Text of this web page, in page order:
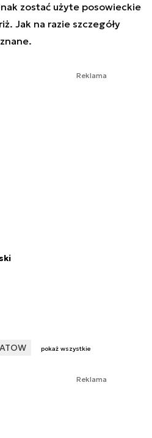
zostać użyte posowieckie
Jak na razie szczegóły
Reklama
pokaż wszystkie
Reklama